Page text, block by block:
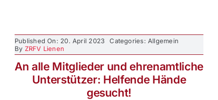
Published On: 20. April 2023
Categories: Allgemein
By ZRFV Lienen
An alle Mitglieder und ehrenamtliche
Unterstützer: Helfende Hände
gesucht!